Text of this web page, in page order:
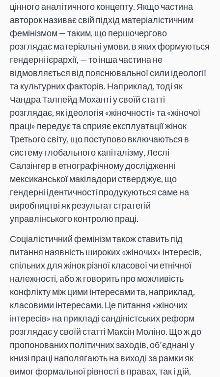
цінного аналітичного концепту. Якщо частина
авторок називає свій підхід матеріалістичним
фемінізмом — таким, що першочергово
розглядає матеріальні умови, в яких формуються
гендерні ієрархії, — то інша частина не
відмовляється від пояснювальної сили ідеології
та культурних факторів. Наприклад, тоді як
Чандра Талпейд Моханті у своїй статті
розглядає, як ідеологія «жіночності» та «жіночої
праці» передує та сприяє експлуатації жінок
Третього світу, що поступово включаються в
систему глобального капіталізму, Леслі
Салзінгер в етнографічному дослідженні
мексиканської макіладори стверджує, що
гендерні ідентичності продукуються саме на
виробництві як результат стратегій
управлінського контролю праці.
Соціалістичний фемінізм також ставить під
питання наявність широких «жіночих» інтересів,
спільних для жінок різної класової чи етнічної
належності, або ж говорить про можливість
конфлікту між цими інтересами та, наприклад,
класовими інтересами. Це питання «жіночих
інтересів» на прикладі сандіністських реформ
розглядає у своїй статті Максін Моліно. Що ж до
пропонованих політичних заходів, об’єднані у
книзі праці наполягають на виході за рамки як
вимог формальної рівності в правах, так і дій,